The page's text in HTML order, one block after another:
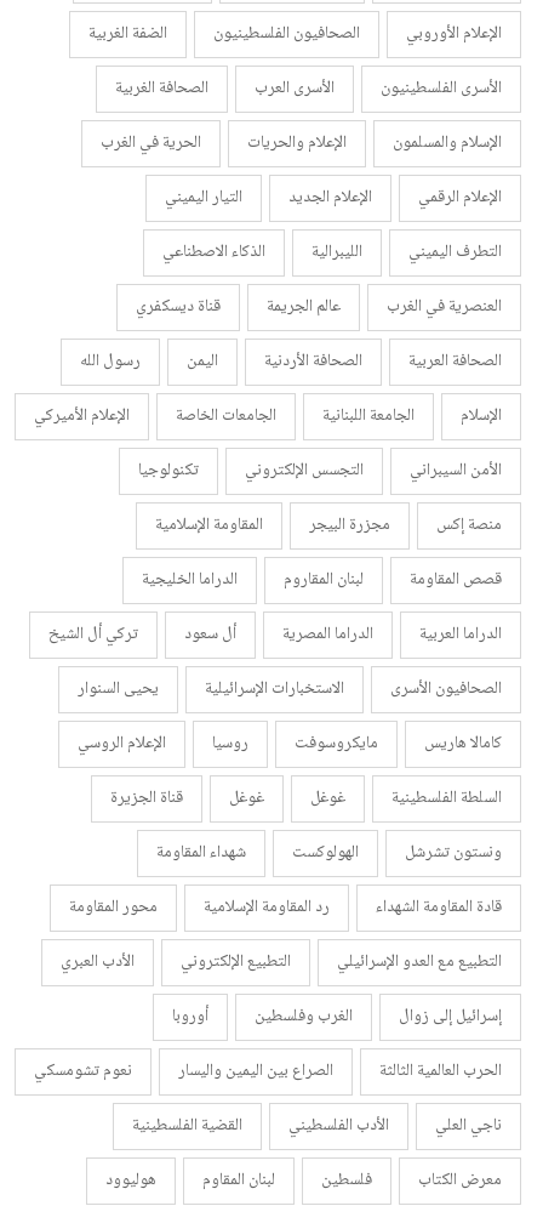
الإعلام الأوروبي الصحافيون الفلسطينيون
الضفة الغربية
الأسرى الفلسطينيون
الأسرى العرب
الصحافة الغربية
الإسلام والمسلمون
الإعلام والحريات
الحرية في الغرب
الإعلام الرقمي
الإعلام الجديد
التيار اليميني
التطرف اليميني
الليبرالية
الذكاء الاصطناعي
العنصرية في الغرب
عالم الجريمة
قناة ديسكفري
الصحافة العربية
الصحافة الأردنية اليمن
رسول الله
الإسلام
الجامعة اللبنانية الجامعات الخاصة
الإعلام الأميركي
الأمن السيبراني
التجسس الإلكتروني
تكنولوجيا
منصة إكس
مجزرة البيجر
المقاومة الإسلامية
قصص المقاومة
لبنان المقاروم
الدراما الخليجية
الدراما العربية
الدراما المصرية أل سعود
تركي أل الشيخ
الصحافيون الأسرى
الاستخبارات الإسرائيلية
يحيى السنوار
كامالا هاريس
مايكروسوفت روسيا
الإعلام الروسي
السلطة الفلسطينية
غوغل غوغل
قناة الجزيرة
ونستون تشرشل
الهولوكست
شهداء المقاومة
قادة المقاومة الشهداء
رد المقاومة الإسلامية
محور المقاومة
التطبيع مع العدو الإسرائيلي
التطبيع الإلكتروني
الأدب العبري
إسرائيل إلى زوال
الغرب وفلسطين
أوروبا
الحرب العالمية الثالثة
الصراع بين اليمين واليسار
نعوم تشومسكي
ناجي العلي
الأدب الفلسطيني
القضية الفلسطينية
معرض الكتاب
فلسطين لبنان المقاوم
هوليوود